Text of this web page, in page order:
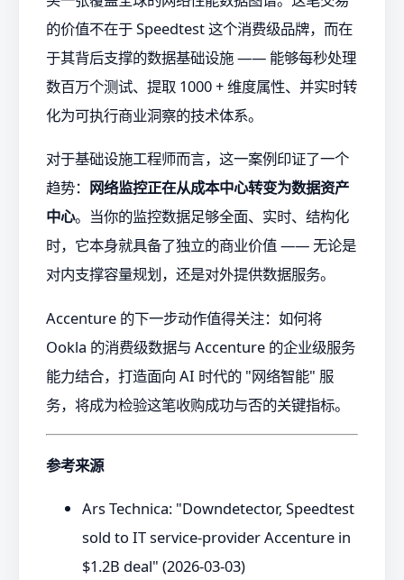
的价值不在于 Speedtest 这个消费级品牌，而在
于其背后支撑的数据基础设施 —— 能够每秒处理
数百万个测试、提取 1000 + 维度属性、并实时转
化为可执行商业洞察的技术体系。
对于基础设施工程师而言，这一案例印证了一个
趋势： 网络监控正在从成本中心转变为数据资产
中心。当你的监控数据足够全面、实时、结构化
时，它本身就具备了独立的商业价值 —— 无论是
对内支撑容量规划，还是对外提供数据服务。
Accenture 的下一步动作值得关注：如何将
Ookla 的消费级数据与 Accenture 的企业级服务
能力结合，打造面向 AI 时代的 "网络智能" 服
务，将成为检验这笔收购成功与否的关键指标。
参考来源
Ars Technica: "Downdetector, Speedtest
sold to IT service-provider Accenture in
$1.2B deal" (2026-03-03)